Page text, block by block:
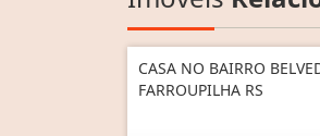
CASA NO BAIRRO
FARROUPILHA RS